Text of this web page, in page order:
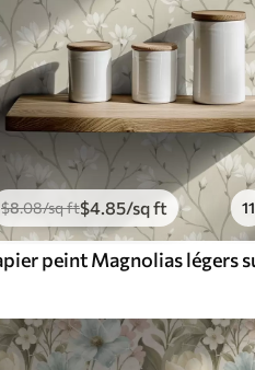
$8.08/sq ft$4.85/sq ft 11